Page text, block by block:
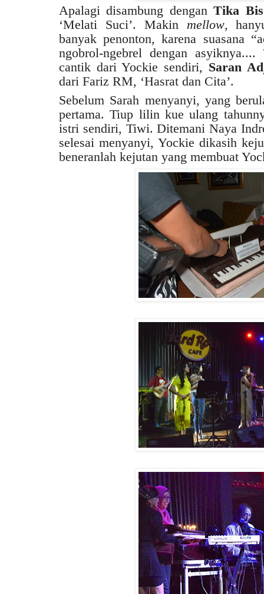
Apalagi disambung denganTika
‘Melati Suci’. Makin mellow,
banyak penonton, karena suasana
ngobrol-ngebrel dengan
cantik dari Yockie sendiri, Saran
dari Fariz RM, ‘Hasrat dan Cita’.
Sebelum Sarah menyanyi, yang
pertama. Tiup lilin kue ulang
istri sendiri, Tiwi. Ditemani Naya
selesai menyanyi, Yockie dikasih
beneranlah kejutan yang membuat